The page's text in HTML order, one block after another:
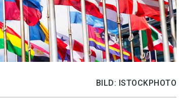
BILD: ISTOCKPHOTO